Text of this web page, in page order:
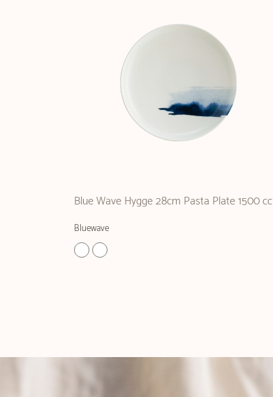
Blue Wave Hygge 28cm Pasta Plate 1500 cc
Bluewave